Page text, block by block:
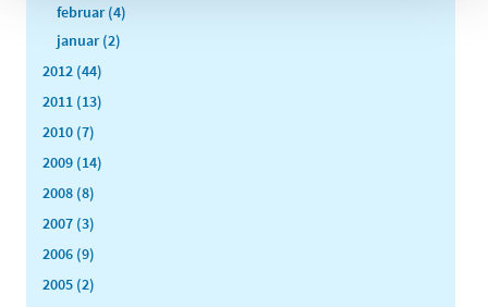
februar (4)
januar (2)
2012 (44)
2011 (13)
2010 (7)
2009 (14)
2008 (8)
2007 (3)
2006 (9)
2005 (2)